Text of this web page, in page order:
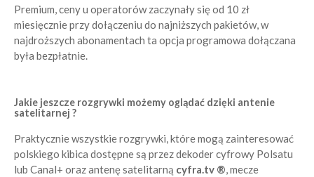
Premium, ceny u operatorów zaczynały się od 10 zł
miesięcznie przy dołączeniu do najniższych pakietów, w
najdroższych abonamentach ta opcja programowa dołączana
była bezpłatnie.
Jakie jeszcze rozgrywki możemy oglądać dzięki antenie
satelitarnej ?
Praktycznie wszystkie rozgrywki, które mogą zainteresować
polskiego kibica dostępne są przez dekoder cyfrowy Polsatu
lub Canal+ oraz antenę satelitarną cyfra.tv ®, mecze